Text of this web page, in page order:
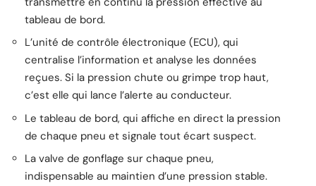
tableau de bord.
L’unité de contrôle électronique (ECU), qui
centralise l’information et analyse les données
reçues. Si la pression chute ou grimpe trop haut,
c’est elle qui lance l’alerte au conducteur.
Le tableau de bord, qui affiche en direct la pression
de chaque pneu et signale tout écart suspect.
La valve de gonflage sur chaque pneu,
indispensable au maintien d’une pression stable.